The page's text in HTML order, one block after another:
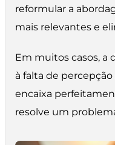
reformular a
mais relevantes e
Em muitos casos, a
à falta de
encaixa
resolve um